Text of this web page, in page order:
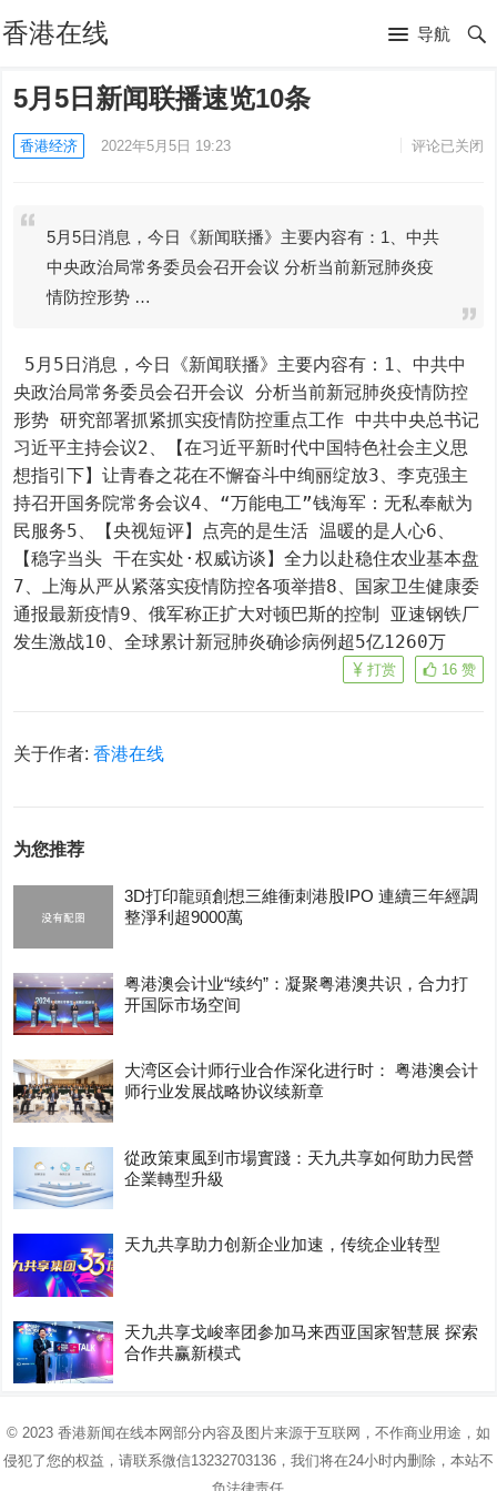
香港在线 导航
5月5日新闻联播速览10条
香港经济 2022年5月5日 19:23 评论已关闭
5月5日消息，今日《新闻联播》主要内容有：1、中共
中央政治局常务委员会召开会议 分析当前新冠肺炎疫
情防控形势 …
央政治局常务委员会召开会议 分析当前新冠肺炎疫情防控
形势 研究部署抓紧抓实疫情防控重点工作 中共中央总书记
习近平主持会议2、【在习近平新时代中国特色社会主义思
想指引下】让青春之花在不懈奋斗中绚丽绽放3、李克强主
持召开国务院常务会议4、“万能电工”钱海军：无私奉献为
民服务5、【央视短评】点亮的是生活 温暖的是人心6、
【稳字当头 干在实处·权威访谈】全力以赴稳住农业基本盘
7、上海从严从紧落实疫情防控各项举措8、国家卫生健康委
通报最新疫情9、俄军称正扩大对顿巴斯的控制 亚速钢铁厂
发生激战10、全球累计新冠肺炎确诊病例超5亿1260万
16 赞
打赏
关于作者:香港在线
为您推荐
3D打印龍頭創想三維衝刺港股IPO 連續三年經調
整淨利超9000萬
粤港澳会计业“续约”：凝聚粤港澳共识，合力打
开国际市场空间
大湾区会计师行业合作深化进行时： 粤港澳会计
师行业发展战略协议续新章
從政策東風到市場實踐：天九共享如何助力民營
企業轉型升級
天九共享助力创新企业加速，传统企业转型
天九共享戈峻率团参加马来西亚国家智慧展 探索
合作共赢新模式
© 2023 香港新闻在线本网部分内容及图片来源于互联网，不作商业用途，如
侵犯了您的权益，请联系微信13232703136，我们将在24小时内删除，本站不